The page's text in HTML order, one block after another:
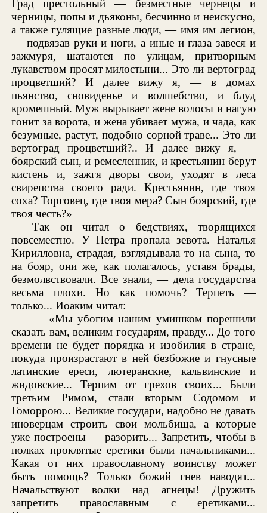
Град престольный — безместные чернецы и
черницы, попы и дьяконы, бесчинно и неискусно,
а также гулящие разные люди, — имя им легион,
— подвязав руки и ноги, а иные и глаза завеся и
зажмуря, шатаются по улицам, притворным
лукавством просят милостыни... Это ли вертоград
процветший? И далее вижу я, — в домах
пьянство, сновиденье и волшебство, и блуд
кромешный. Муж вырывает жене волосы и нагую
гонит за ворота, и жена убивает мужа, и чада, как
безумные, растут, подобно сорной траве... Это ли
вертоград процветший?.. И далее вижу я, —
боярский сын, и ремесленник, и крестьянин берут
кистень и, зажгя дворы свои, уходят в леса
свирепства своего ради. Крестьянин, где твоя
соха? Торговец, где твоя мера? Сын боярский, где
твоя честь?»
Так он читал о бедствиях, творящихся
повсеместно. У Петра пропала зевота. Наталья
Кирилловна, страдая, взглядывала то на сына, то
на бояр, они же, как полагалось, уставя брады,
безмолвствовали. Все знали, — дела государства
весьма плохи. Но как помочь? Терпеть —
только... Иоаким читал:
— «Мы убогим нашим умишком порешили
сказать вам, великим государям, правду... До того
времени не будет порядка и изобилия в стране,
покуда произрастают в ней безбожие и гнусные
латинские ереси, лютеранские, кальвинские и
жидовские... Терпим от грехов своих... Были
третьим Римом, стали вторым Содомом и
Гоморрою... Великие государи, надобно не давать
иноверцам строить свои мольбища, а которые
уже построены — разорить... Запретить, чтобы в
полках проклятые еретики были начальниками...
Какая от них православному воинству может
быть помощь? Только божий гнев наводят...
Начальствуют волки над агнецы! Дружить
запретить православным с еретиками...